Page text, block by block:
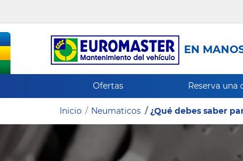
EN
Ofertas Reserva una
Inicio Neumaticos ¿Qué debes saber